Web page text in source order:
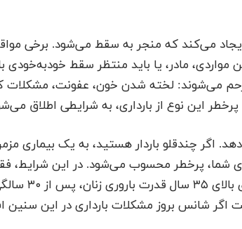
ایجاد می‌کند که منجر به سقط می‌شود. برخی
مادر، یا باید منتظر سقط خودبه‌خودی
می‌شوند: لخته شدن خون، عفونت، مشکلات
این نوع از بارداری، به شرایطی اطلاق
اگر چندقلو باردار هستید، به یک بیماری
سن دارید، بارداری شما، پرخطر محسوب می‌شود. در این
دیگران تحت نظر
اگر شانس بروز مشکلات بارداری در این سنین